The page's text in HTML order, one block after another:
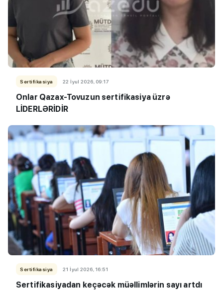
Sertifikasiya 22 İyul 2026, 09:17
Onlar Qazax-Tovuzun sertifikasiya üzrə
LİDERLƏRİDİR
Sertifikasiya 21 İyul 2026, 16:51
Sertifikasiyadan keçəcək müəllimlərin sayı artdı